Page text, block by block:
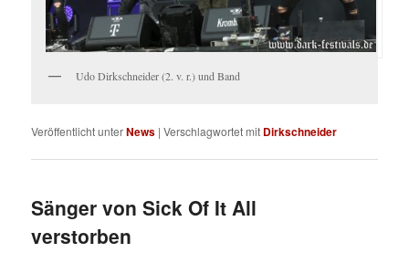
Udo Dirkschneider (2. v. r.) und Band
Veröffentlicht unterNews |Verschlagwortet mit Dirkschneider
Sänger von Sick Of It All
verstorben